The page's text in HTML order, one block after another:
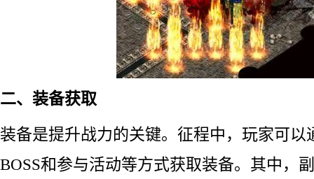
二、装备获取
装备是提升战力的关键。征程中，玩家可以
BOSS和参与活动等方式获取装备。其中，